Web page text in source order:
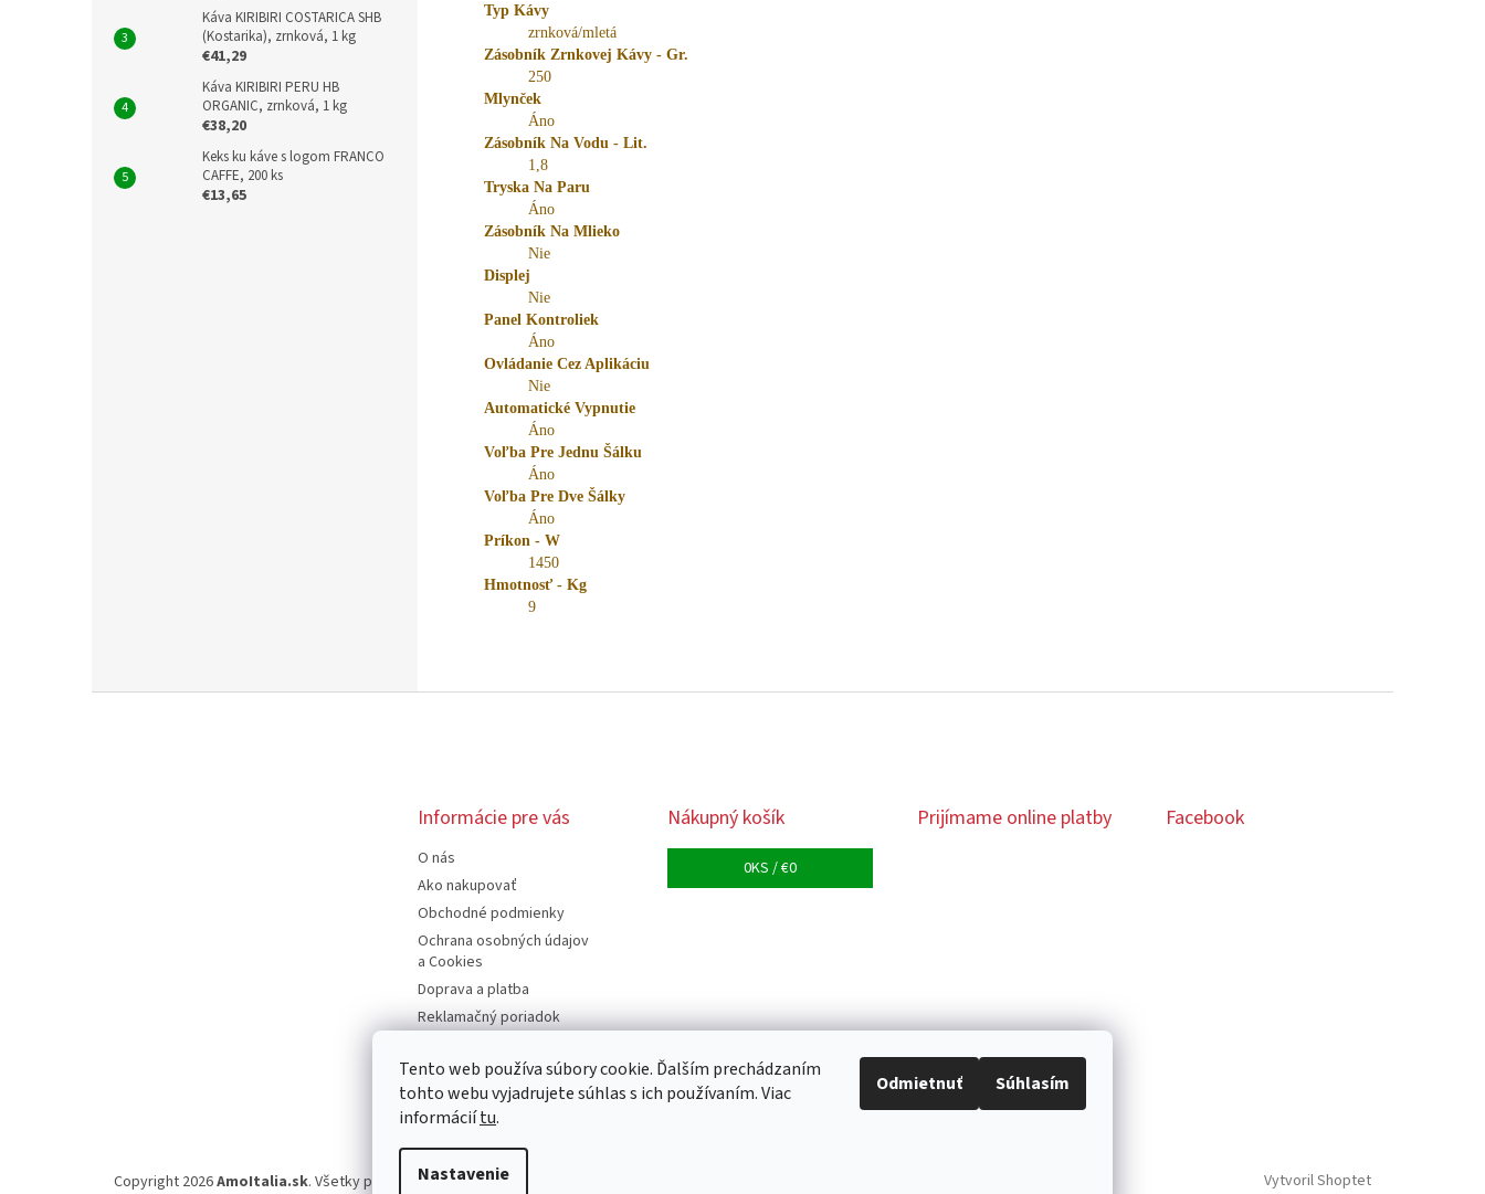
Tento web používa súbory cookie. Ďalším prechádzaním
tohto webu vyjadrujete súhlas s ich používaním. Viac
informáciítu.
Nastavenie
Odmietnuť Súhlasím
Káva KIRIBIRI COSTARICA SHB
(Kostarika), zrnková, 1 kg
€41,29
Káva KIRIBIRI PERU HB
ORGANIC, zrnková, 1 kg
€38,20
Keks ku káve s logom FRANCO
CAFFE, 200 ks
€13,65
Typ Kávy
zrnková/mletá
Zásobník Zrnkovej Kávy - Gr.
250
Mlynček
Áno
Zásobník Na Vodu - Lit.
1,8
Tryska Na Paru
Áno
Zásobník Na Mlieko
Nie
Displej
Nie
Panel Kontroliek
Áno
Ovládanie Cez Aplikáciu
Nie
Automatické Vypnutie
Áno
Voľba Pre Jednu Šálku
Áno
Voľba Pre Dve Šálky
Áno
Príkon - W
1450
Hmotnosť - Kg
9
Informácie pre vás
O nás
Ako nakupovať
Obchodné podmienky
Ochrana osobných údajov
a Cookies
Doprava a platba
Reklamačný poriadok
spotrebiteľov
Moja objednávka
Nákupný košík
0KS /€0
Prijímame online platby Facebook
Vytvoril Shoptet
Copyright 2026AmoItalia.sk. Všetky práva vyhradené.Upraviť nastavenie cookies